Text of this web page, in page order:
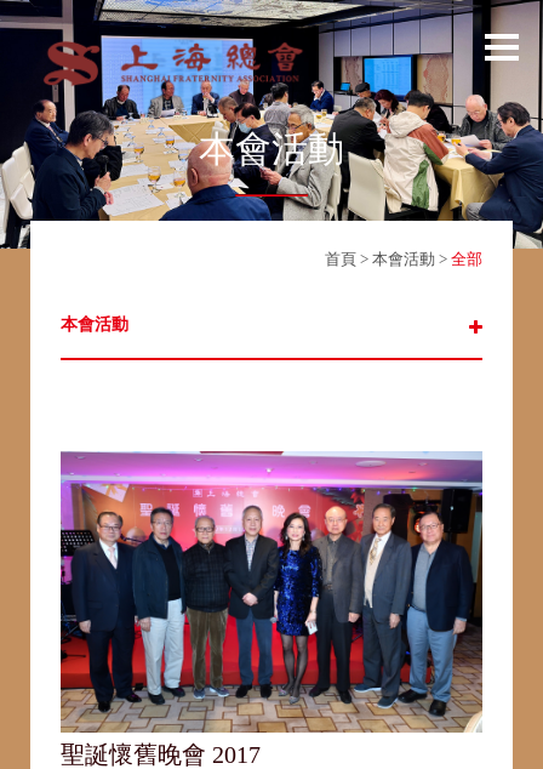
本會活動
首頁 > 本會活動 > 全部
本會活動
聖誕懷舊晚會 2017